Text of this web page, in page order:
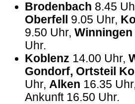
Brodenbach 8.45
Oberfell
9.05 Uhr,
9.50 Uhr, Winningen
Uhr.
Koblenz 14.00 Uhr,
Gondorf, Ortsteil
Uhr, Alken 16.35
Ankunft 16.50 Uhr.